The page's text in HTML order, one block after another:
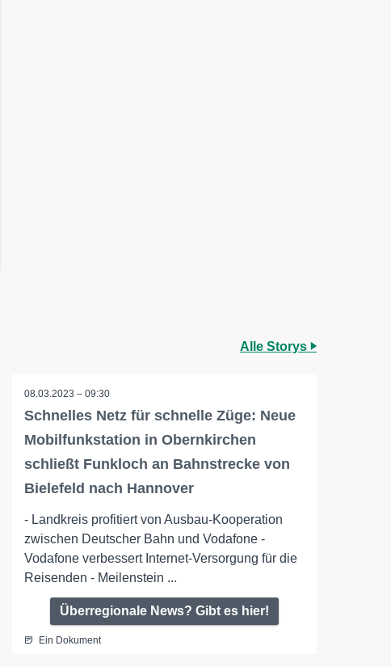
Alle Storys
08.03.2023 – 09:30
Schnelles Netz für schnelle Züge: Neue
Mobilfunkstation in Obernkirchen
schließt Funkloch an Bahnstrecke von
Bielefeld nach Hannover
- Landkreis profitiert von Ausbau-Kooperation
zwischen Deutscher Bahn und Vodafone -
Vodafone verbessert Internet-Versorgung für die
Reisenden - Meilenstein ...
Überregionale News? Gibt es hier!
Ein Dokument